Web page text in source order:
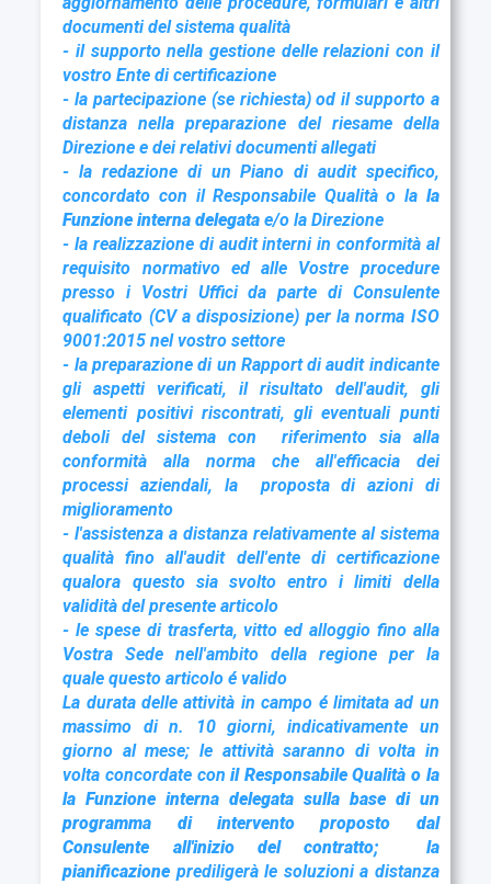
documenti del sistema qualità
- il supporto nella gestione delle relazioni con il
vostro Ente di certificazione
- la partecipazione (se richiesta) od il supporto a
distanza nella preparazione del riesame della
Direzione e dei relativi documenti allegati
- la redazione di un Piano di audit specifico,
concordato con il Responsabile Qualità o la la
Funzione interna delegatae/o la Direzione
- la realizzazione di audit interni in conformità al
requisito normativo ed alle Vostre procedure
presso i Vostri Uffici da parte di Consulente
qualificato (CV a disposizione) per la norma ISO
9001:2015 nel vostro settore
- la preparazione di un Rapport di audit indicante
gli aspetti verificati, il risultato dell'audit, gli
elementi positivi riscontrati, gli eventuali punti
deboli del sistema con
riferimento sia alla
conformità alla norma che all'efficacia dei
processi aziendali, la
proposta di azioni di
miglioramento
- l'assistenza a distanza relativamente al sistema
qualità fino all'audit dell'ente di certificazione
qualora questo sia svolto entro i limiti della
validità del presente articolo
- le spese di trasferta, vitto ed alloggio fino alla
Vostra Sede nell'ambito della regione per la
quale questo articolo é valido
La durata delle attività in campo é limitata ad un
massimo di n. 10 giorni, indicativamente un
giorno al mese; le attività saranno di volta in
volta concordate conil Responsabile Qualità o la
la Funzione internadelegata sulla base di un
programma di intervento proposto dal
Consulente all'inizio del contratto; la
pianificazione prediligerà le soluzioni a distanza